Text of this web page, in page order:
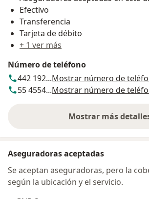
Efectivo
Transferencia
Tarjeta de débito
+ 1 ver más
Número de teléfono
442 192...Mostrar número de
55 4554...Mostrar número de
Mostrar mássobre la
Aseguradoras aceptadas
Se aceptan aseguradoras, pero la
según la ubicación y el servicio.